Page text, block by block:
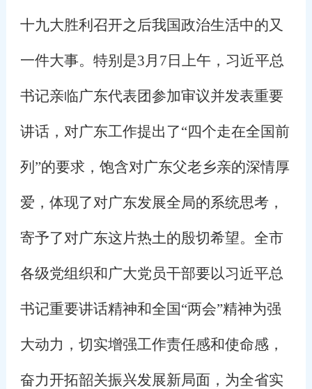
十九大胜利召开之后我国政治生活中的又
一件大事。特别是3 月 7 日上午，习近平总
书记亲临广东代表团参加审议并发表重要
讲话，对广东工作提出了“四个走在全国前
列”的要求，饱含对广东父老乡亲的深情厚
爱，体现了对广东发展全局的系统思考，
寄予了对广东这片热土的殷切希望。全市
各级党组织和广大党员干部要以习近平总
书记重要讲话精神和全国“两会”精神为强
大动力，切实增强工作责任感和使命感，
奋力开拓韶关振兴发展新局面，为全省实